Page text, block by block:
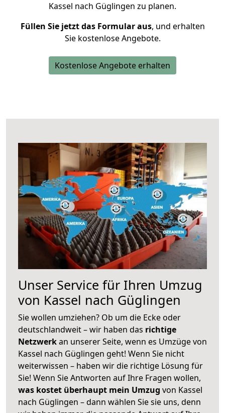
Kassel nach Güglingen zu planen.
Füllen Sie jetzt das Formular aus, und erhalten
Sie kostenlose Angebote.
Kostenlose Angebote erhalten
Unser Service für Ihren Umzug
von Kassel nach Güglingen
Sie wollen umziehen? Ob um die Ecke oder
deutschlandweit – wir haben das richtige
Netzwerkan unserer Seite, wenn es Umzüge von
Kassel nach Güglingen geht! Wenn Sie nicht
weiterwissen – haben wir die richtige Lösung für
Sie! Wenn Sie Antworten auf Ihre Fragen wollen,
was kostet überhaupt mein Umzug von Kassel
nach Güglingen – dann wählen Sie sie uns, denn